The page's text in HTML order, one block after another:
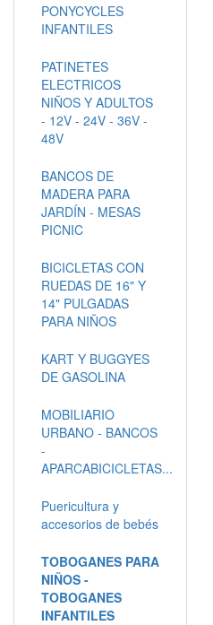
PONYCYCLES
INFANTILES
PATINETES
ELECTRICOS
NIÑOS Y ADULTOS
- 12V - 24V - 36V -
48V
BANCOS DE
MADERA PARA
JARDÍN - MESAS
PICNIC
BICICLETAS CON
RUEDAS DE 16" Y
14" PULGADAS
PARA NIÑOS
KART Y BUGGYES
DE GASOLINA
MOBILIARIO
URBANO - BANCOS
-
APARCABICICLETAS...
Puericultura y
accesorios de bebés
TOBOGANES PARA
NIÑOS -
TOBOGANES
INFANTILES